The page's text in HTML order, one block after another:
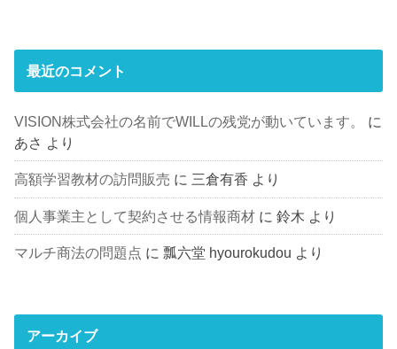
最近のコメント
VISION株式会社の名前でWILLの残党が動いています。
に
あさ より
高額学習教材の訪問販売 に 三倉有香 より
個人事業主として契約させる情報商材 に鈴木 より
マルチ商法の問題点 に瓢六堂 hyourokudou より
アーカイブ